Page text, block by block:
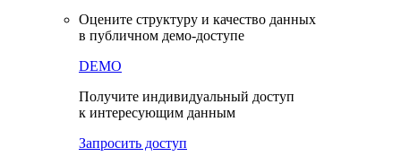
Готовые модули интеграции
Документация
в публичном демо-доступе